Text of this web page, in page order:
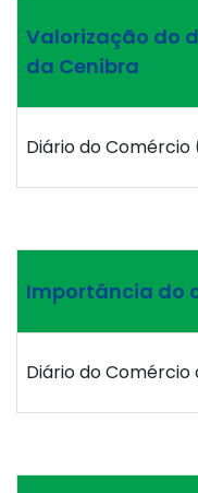
Valorização do
da Cenibra
Diário do Comércio
Importância do
Diário do Comércio